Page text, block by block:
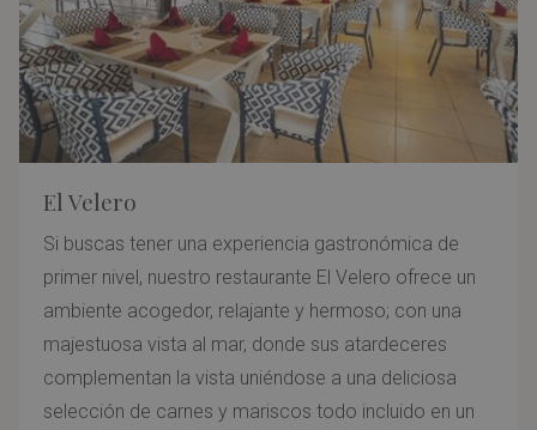
El Velero
Si buscas tener una experiencia gastronómica de
primer nivel, nuestro restaurante El Velero ofrece un
ambiente acogedor, relajante y hermoso; con una
majestuosa vista al mar, donde sus atardeceres
complementan la vista uniéndose a una deliciosa
selección de carnes y mariscos todo incluido en un